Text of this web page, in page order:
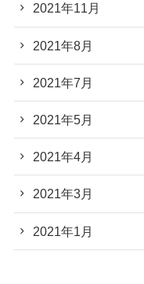
2021年11月
2021年8月
2021年7月
2021年5月
2021年4月
2021年3月
2021年1月